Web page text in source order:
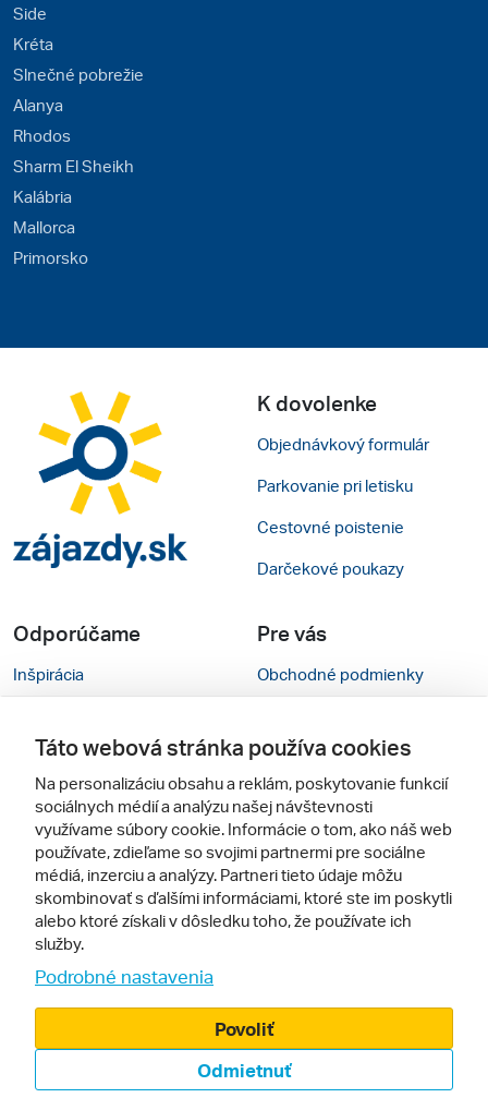
Side
Kréta
Slnečné pobrežie
Alanya
Rhodos
Sharm El Sheikh
Kalábria
Mallorca
Primorsko
K dovolenke
Objednávkový formulár
Parkovanie pri letisku
Cestovné poistenie
Darčekové poukazy
Odporúčame
Inšpirácia
Cestovné kancelárie
Zájezdy.cz
Pre vás
Obchodné podmienky
Nastavenie cookies
Mobilná verzia webu
Sledujte nás
© 2005 - 2026, Zájazdy.sk,
Táto webová stránka používa cookies
Na personalizáciu obsahu a reklám, poskytovanie funkcií
sociálnych médií a analýzu našej návštevnosti
využívame súbory cookie. Informácie o tom, ako náš web
používate, zdieľame so svojimi partnermi pre sociálne
médiá, inzerciu a analýzy. Partneri tieto údaje môžu
skombinovať s ďalšími informáciami, ktoré ste im poskytli
alebo ktoré získali v dôsledku toho, že používate ich
služby.
Podrobné nastavenia
Odmietnuť
Povoliť